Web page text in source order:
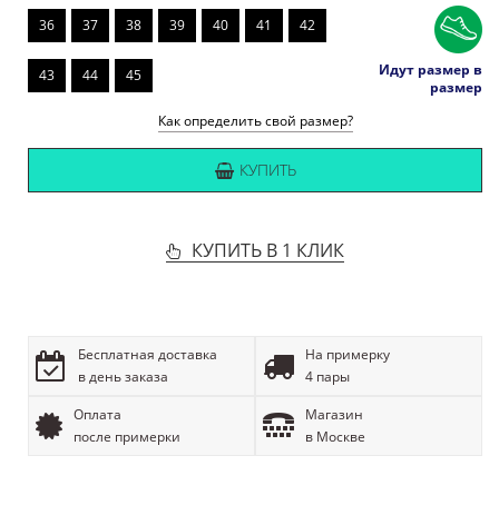
36 37 38 39 40 41 42
43 44 45
Идут размер в
размер
Как определить свой размер?
КУПИТЬ
КУПИТЬ В 1 КЛИК
Бесплатная доставка
в день заказа
На примерку
4 пары
Оплата
после примерки
Магазин
в Москве